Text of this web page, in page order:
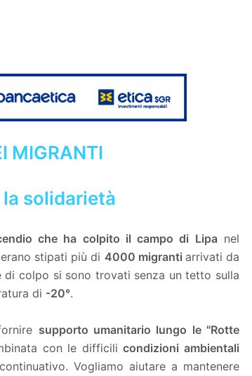
MIGRANTI
solidarietà
che ha colpito il campo di Lipanel
stipati più di 4000 migranti arrivati da
di colpo si sono trovati senza un tetto sulla
di -20°.
supporto umanitario lungo le "Rotte
con le difficilicondizioni ambientali
Vogliamo aiutare a mantenere